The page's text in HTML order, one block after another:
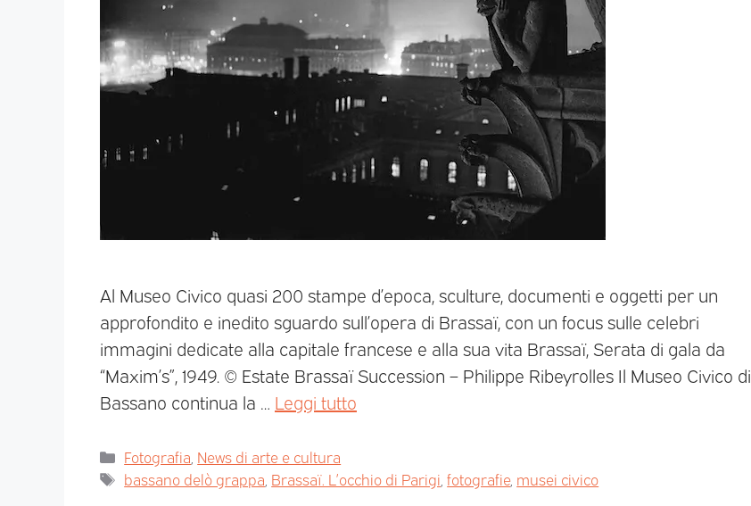
Al Museo Civico quasi 200 stampe d’epoca, sculture, documenti e oggetti per un
approfondito e inedito sguardo sull’opera di Brassaï, con un focus sulle celebri
immagini dedicate alla capitale francese e alla sua vita Brassaï, Serata di gala da
“Maxim’s”, 1949. © Estate Brassaï Succession – Philippe Ribeyrolles Il Museo Civico di
Bassano continua la … Leggi tutto
Fotografia News di arte e cultura
bassano delò grappa Brassaï. L’occhio di Parigi ,fotografie, musei civico